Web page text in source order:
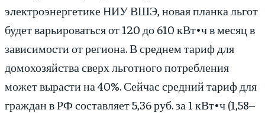
электроэнергетике НИУ ВШЭ, новая планка льгот
будет варьироваться от 120 до 610 кВт•ч в месяц в
зависимости от региона. В среднем тариф для
домохозяйства сверх льготного потребления
может вырасти на 40%. Сейчас средний тариф для
граждан в РФ составляет 5,36 руб. за 1 кВт•ч (1,58–